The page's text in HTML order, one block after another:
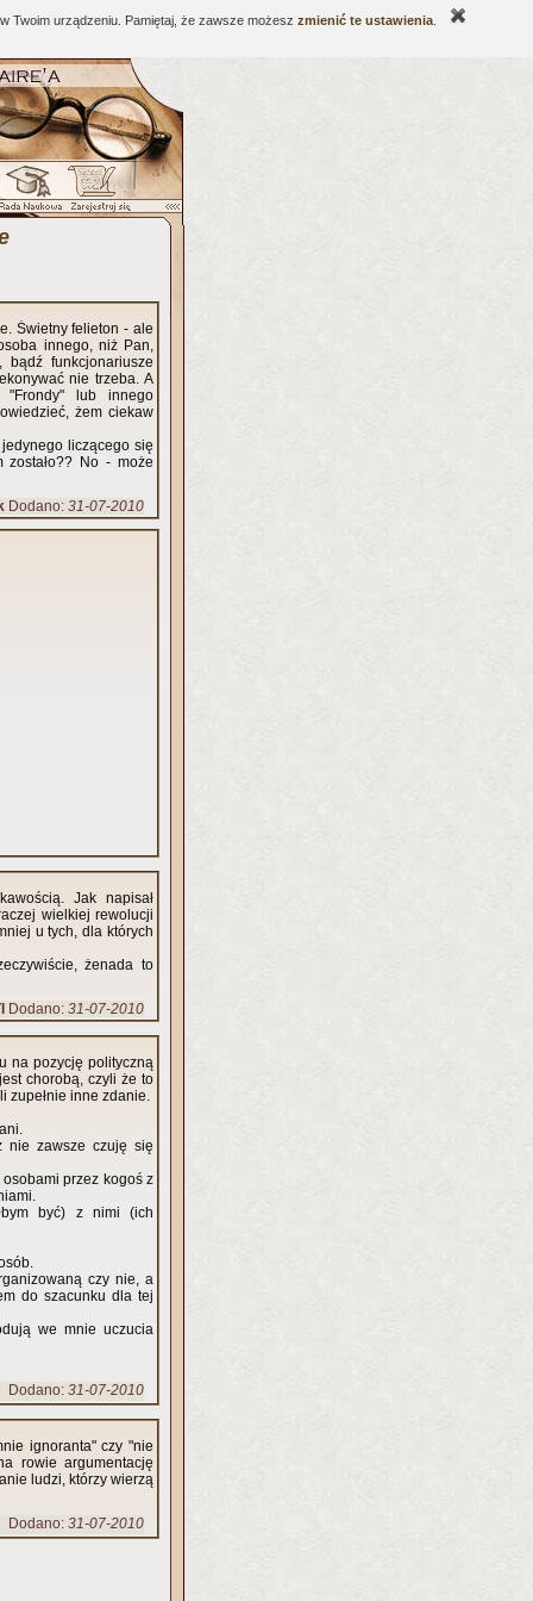
Twoim urządzeniu. Pamiętaj, że zawsze możesz zmienić te ustawienia
Świetny felieton - ale
innego, niż Pan,
funkcjonariusze
nie trzeba. A
lub innego
żem ciekaw
liczącego się
No - może
Dodano: 31-07-2010
Jak napisał
wielkiej rewolucji
u tych, dla których
żenada to
Dodano: 31-07-2010
na pozycję polityczną
chorobą, czyli że to
zupełnie inne zdanie.
nie zawsze czuję się
przez kogoś z
być) z nimi (ich
czy nie, a
do szacunku dla tej
we mnie uczucia
Dodano: 31-07-2010
ignoranta" czy "nie
rowie argumentację
ludzi, którzy wierzą
Dodano: 31-07-2010